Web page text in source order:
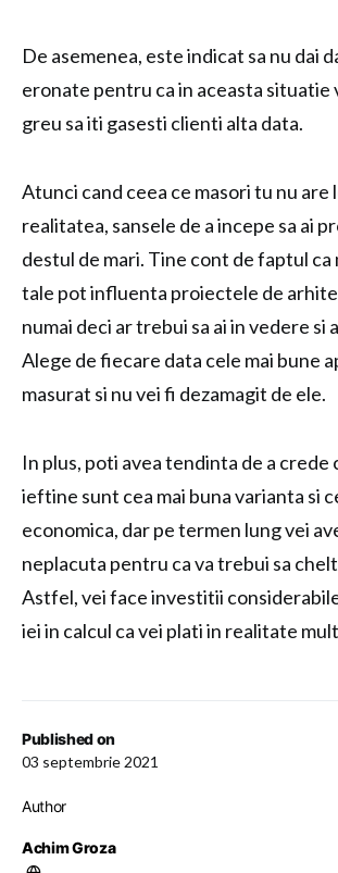
Published on
03 septembrie 2021
Author
Achim Groza
De asemenea, este indicat sa nu dai
eronate pentru ca in aceasta situatie
greu sa iti gasesti clienti alta data.
Atunci cand ceea ce masori tu nu are
realitatea, sansele de a incepe sa ai
destul de mari. Tine cont de faptul
tale pot influenta proiectele de
numai deci ar trebui sa ai in vedere si
Alege de fiecare data cele mai bune
masurat si nu vei fi dezamagit de ele.
In plus, poti avea tendinta de a crede
ieftine sunt cea mai buna varianta si
economica, dar pe termen lung vei
neplacuta pentru ca va trebui sa
Astfel, vei face investitii
iei in calcul ca vei plati in realitate